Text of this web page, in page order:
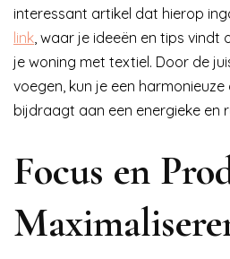
interessant artikel dat hierop
link, waar je ideeën en tips vindt
je woning met textiel. Door de
voegen, kun je een
bijdraagt aan een energieke en
Focus en